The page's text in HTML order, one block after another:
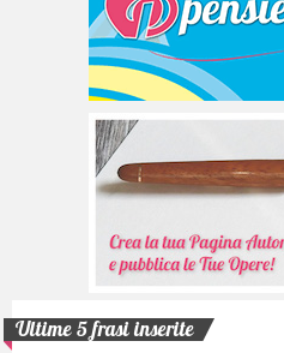
Ultime 5 frasi inserite